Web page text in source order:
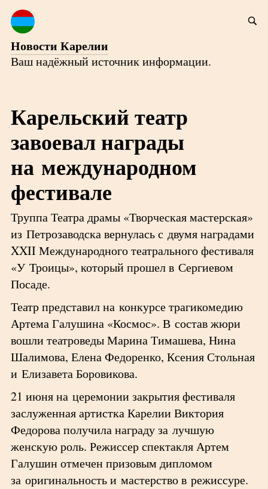
Новости Карелии
Ваш надёжный источник информации.
Карельский театр
завоевал награды
на международном
фестивале
Труппа Театра драмы «Творческая мастерская»
из Петрозаводска вернулась с двумя наградами
XXII Международного театрального фестиваля
«У Троицы», который прошел в Сергиевом
Посаде.
Театр представил на конкурсе трагикомедию
Артема Галушина «Космос». В состав жюри
вошли театроведы Марина Тимашева, Нина
Шалимова, Елена Федоренко, Ксения Стольная
и Елизавета Боровикова.
21 июня на церемонии закрытия фестиваля
заслуженная артистка Карелии Виктория
Федорова получила награду за лучшую
женскую роль. Режиссер спектакля Артем
Галушин отмечен призовым дипломом
за оригинальность и мастерство в режиссуре.